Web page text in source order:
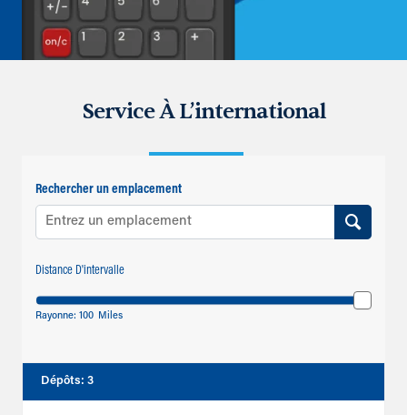
Service À L’international
Rechercher un emplacement
Distance D'intervalle
Rayonne: 100 Miles
Dépôts: 3